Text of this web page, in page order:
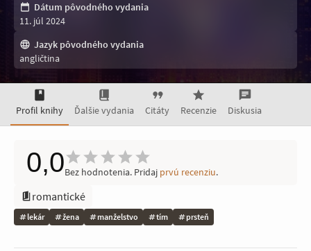
Dátum pôvodného vydania
11. júl 2024
Jazyk pôvodného vydania
angličtina
Profil knihy Ďalšie vydania Citáty Recenzie Diskusia
0,0Bez hodnotenia. Pridaj prvú recenziu.
romantické
lekár žena manželstvo tím prsteň